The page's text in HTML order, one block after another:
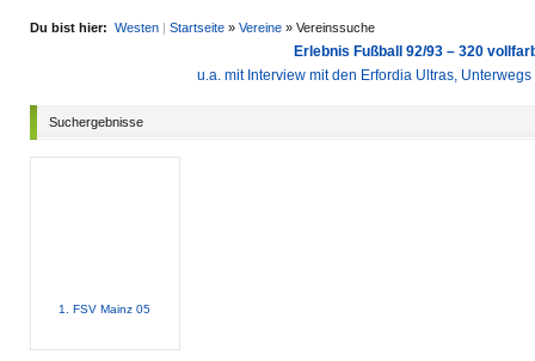
Du bist hier: Westen | Startseite » Vereine » Vereinssuche
Erlebnis Fußball 92/93 – 320
u.a. mit Interview mit den Erfordia Ultras,
Suchergebnisse
1. FSV Mainz 05